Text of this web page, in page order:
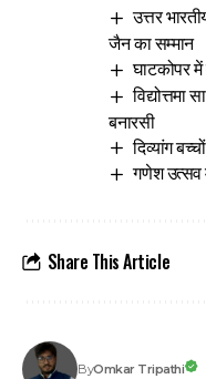
उत्तर
जैन का सम्मान
घाटकोपर
बनारसी
दिव्यांग
गणेश उत्सव
Share This Article
ByOmkar Tripathi